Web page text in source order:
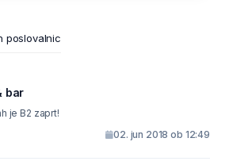
poslovalnic
bar
je B2 zaprt!
02. jun 2018 ob 12:49